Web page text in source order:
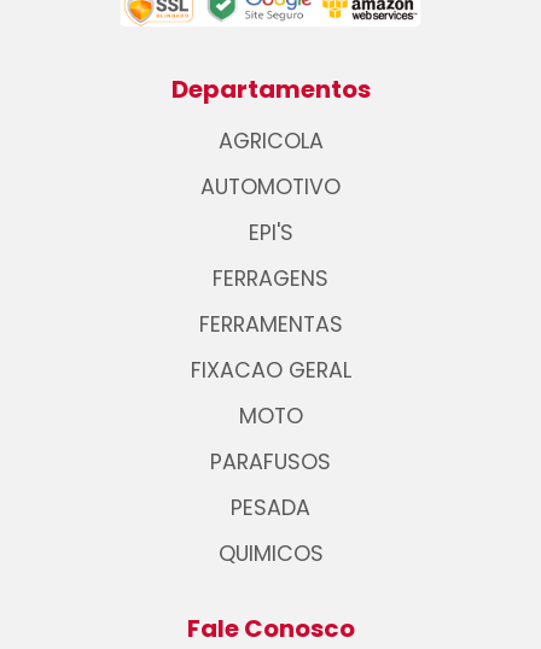
Departamentos
AGRICOLA
AUTOMOTIVO
EPI'S
FERRAGENS
FERRAMENTAS
FIXACAO GERAL
MOTO
PARAFUSOS
PESADA
QUIMICOS
Fale Conosco